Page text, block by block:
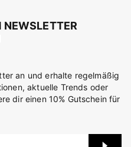
an und erhalte regelmäßig
aktuelle Trends oder
dir einen 10% Gutschein für